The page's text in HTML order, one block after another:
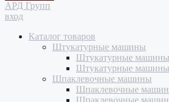
АРД Групп
вход
Каталог товаров
Штукатурные машины
Штукатурные
Штукатурные
Шпаклевочные машины
Шпаклевочные